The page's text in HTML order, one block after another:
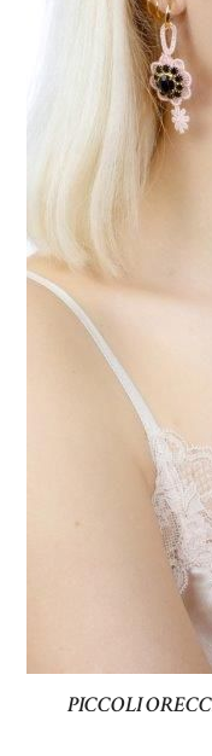
PICCOLI